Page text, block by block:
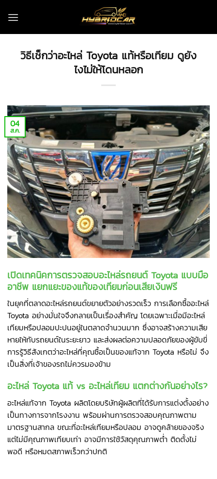
วิธีเช็กว่าอะไหล่ Toyota แท้หรือเทียม ดูยัง
ไงไม่ให้โดนหลอก
04
ส.ค.
เปิดเทคนิคการตรวจสอบอะไหล่รถยนต์ Toyota แบบมือ
อาชีพ แยกแยะของแท้ของเทียมก่อนเสียเงินฟรี
ในยุคที่ตลาดอะไหล่รถยนต์ขยายตัวอย่างรวดเร็ว การเลือกซื้ออะไหล่
Toyota อย่างมั่นใจจึงกลายเป็นเรื่องสำคัญ โดยเฉพาะเมื่อมีอะไหล่
เทียมหรือปลอมปะปนอยู่ในตลาดจำนวนมาก ซึ่งอาจสร้างความเสีย
หายให้กับรถยนต์ในระยะยาว และส่งผลต่อความปลอดภัยของผู้ขับขี่
การรู้วิธีสังเกตว่าอะไหล่ที่คุณซื้อเป็นของแท้จาก Toyota หรือไม่ จึง
เป็นสิ่งที่เจ้าของรถไม่ควรมองข้าม
อะไหล่ Toyota แท้ vs อะไหล่เทียม แตกต่างกันอย่างไร?
อะไหล่แท้จาก Toyota ผลิตโดยบริษัทผู้ผลิตที่ได้รับการแต่งตั้งอย่าง
เป็นทางการจากโรงงาน พร้อมผ่านการตรวจสอบคุณภาพตาม
มาตรฐานสากล ขณะที่อะไหล่เทียมหรือปลอม อาจดูคล้ายของจริง
แต่ไม่มีคุณภาพเทียบเท่า อาจมีการใช้วัสดุคุณภาพต่ำ ติดตั้งไม่
พอดี หรือหมดสภาพเร็วกว่าปกติ